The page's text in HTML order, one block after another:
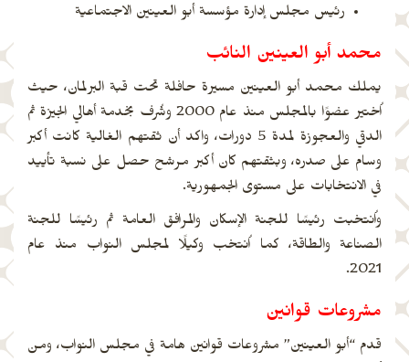
رئيس مجلس إدارة مؤسسة أبو العينين الاجتماعية
محمد أبو العينين النائب
يملك محمد أبو العينين مسيرة حافلة تحت قبة البرلمان، حيث
اُختير عضوًا بالمجلس منذ عام 2000 وشُرف بخدمة أهالي الجيزة ثم
الدقي والعجوزة لمدة 5 دورات، واكد أن ثقتهم الغالية كانت أكبر
وسام على صدره، وبثقتهم كان أكبر مرشح حصل على نسبة تأييد
في الانتخابات على مستوى الجمهورية.
واُنتخبت رئيسًا للجنة الإسكان والمرافق العامة ثم رئيسًا للجنة
الصناعة والطاقة، كما اُنتخب وكيلًا لمجلس النواب منذ عام
2021.
مشروعات قوانين
قدم “أبو العينين” مشروعات قوانين هامة في مجلس النواب، ومن